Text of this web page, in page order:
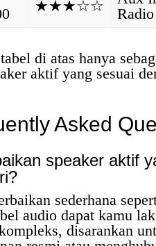
★★★☆☆
Radio
di atas hanya
aktif yang sesuai
Asked
speaker aktif
sederhana
audio dapat kamu
disarankan